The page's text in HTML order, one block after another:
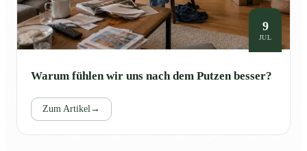
9
JUL
Warum fühlen wir uns nach dem Putzen besser?
Zum Artikel→